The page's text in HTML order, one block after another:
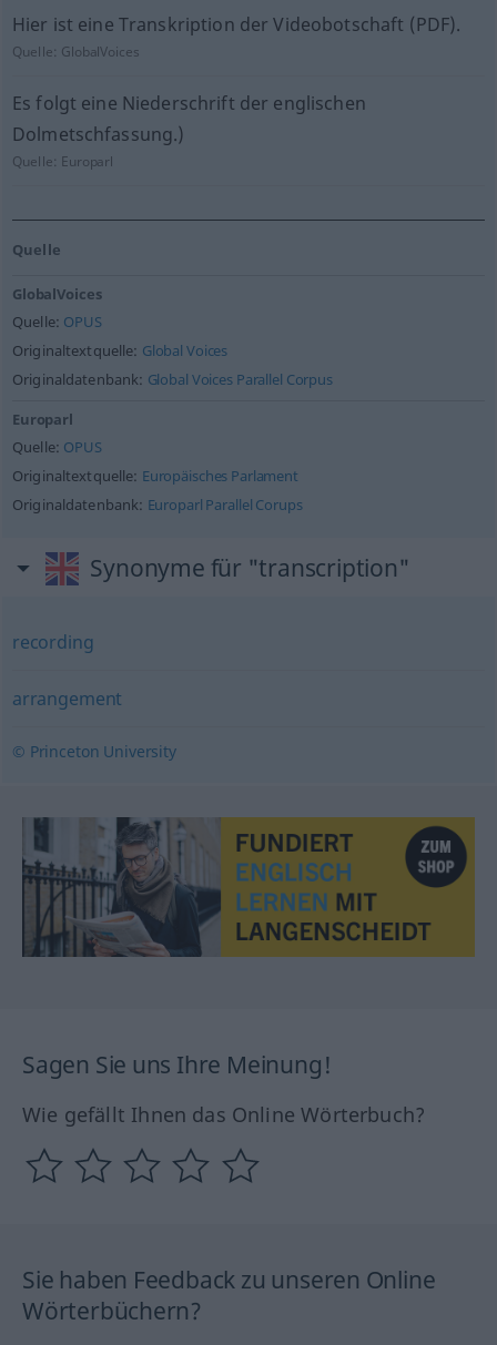
Hier ist eine Transkription der Videobotschaft (PDF).
Quelle: GlobalVoices
Es folgt eine Niederschrift der englischen
Dolmetschfassung.)
Quelle: Europarl
Quelle
GlobalVoices
Quelle: OPUS
Originaltextquelle: Global Voices
Originaldatenbank: Global Voices Parallel Corpus
Europarl
Quelle: OPUS
Originaltextquelle: Europäisches Parlament
Originaldatenbank: Europarl Parallel Corups
Synonyme für "transcription"
recording
arrangement
© Princeton University
Sagen Sie uns Ihre Meinung!
Wie gefällt Ihnen das Online Wörterbuch?
Sie haben Feedback zu unseren Online
Wörterbüchern?